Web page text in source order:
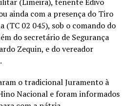
ainda com a presença do Tiro
(TC 02 045), sob o comando do
do secretário de Segurança
Zequin, e do vereador
o tradicional Juramento à
Nacional e foram informados